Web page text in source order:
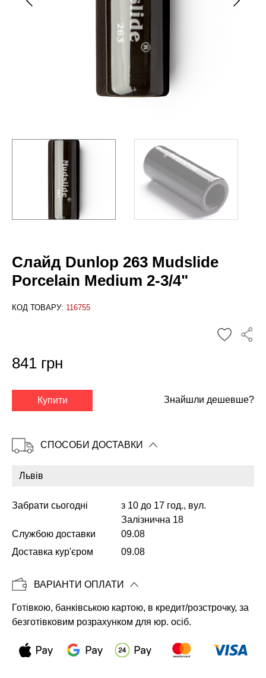
Слайд Dunlop 263 Mudslide
Porcelain Medium 2-3/4"
КОД ТОВАРУ: 116755
✕
Копіювати
841 грн
Купити Знайшли дешевше?
СПОСОБИ ДОСТАВКИ
Забрати сьогодні
з 10 до 17 год., вул.
Залізнична 18
Службою доставки
09.08
Доставка кур'єром
09.08
ВАРІАНТИ ОПЛАТИ
Готівкою, банківською картою, в кредит/розстрочку, за
безготівковим розрахунком для юр. осіб.